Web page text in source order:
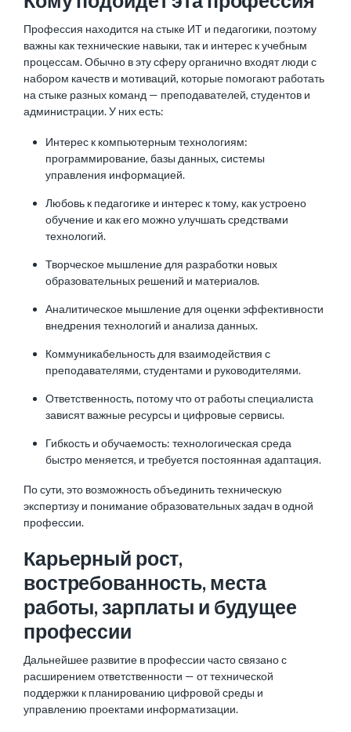
Профессия находится на стыке ИТ и педагогики, поэтому
важны как технические навыки, так и интерес к учебным
процессам. Обычно в эту сферу органично входят люди с
набором качеств и мотиваций, которые помогают работать
на стыке разных команд — преподавателей, студентов и
администрации. У них есть:
Интерес к компьютерным технологиям:
программирование, базы данных, системы
управления информацией.
Любовь к педагогике и интерес к тому, как устроено
обучение и как его можно улучшать средствами
технологий.
Творческое мышление для разработки новых
образовательных решений и материалов.
Аналитическое мышление для оценки эффективности
внедрения технологий и анализа данных.
Коммуникабельность для взаимодействия с
преподавателями, студентами и руководителями.
Ответственность, потому что от работы специалиста
зависят важные ресурсы и цифровые сервисы.
Гибкость и обучаемость: технологическая среда
быстро меняется, и требуется постоянная адаптация.
По сути, это возможность объединить техническую
экспертизу и понимание образовательных задач в одной
профессии.
Карьерный рост,
востребованность, места
работы, зарплаты и будущее
профессии
Дальнейшее развитие в профессии часто связано с
расширением ответственности — от технической
поддержки к планированию цифровой среды и
управлению проектами информатизации.